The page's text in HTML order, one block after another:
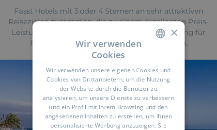
Fasst Hotels mit 3 oder 4 Sternen an sehr attraktiven
Reisezielen zusammen, die zu einem exzellenten Preis-
Leistungsverhältnis ein Gefühl tiefer Entspannung für
Familien, Paare oder Gruppen bereithalten.
FRENCH
GERMAN
RUSSIAN
×
Wir verwenden
Cookies
Wir verwenden unsere eigenen Cookies und
Cookies von Drittanbietern, um die Nutzung
der Website durch die Benutzer zu
analysieren, um unsere Dienste zu verbessern
und ein Profil mit Ihrem Browsing und den
angesehenen Inhalten zu erstellen, um Ihnen
personalisierte Werbung anzuzeigen. Sie